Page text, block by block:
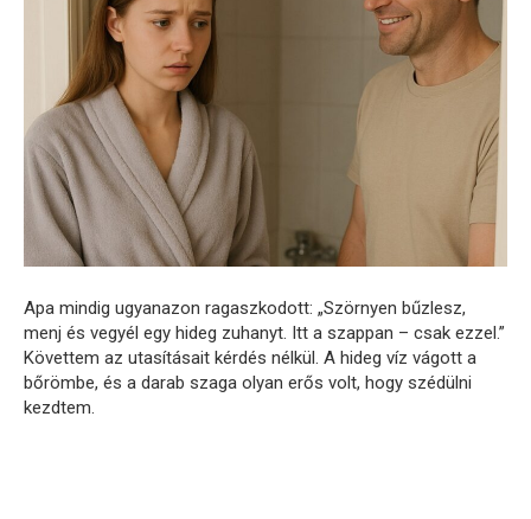
Apa mindig ugyanazon ragaszkodott: „Szörnyen bűzlesz,
menj és vegyél egy hideg zuhanyt. Itt a szappan – csak ezzel.”
Követtem az utasításait kérdés nélkül. A hideg víz vágott a
bőrömbe, és a darab szaga olyan erős volt, hogy szédülni
kezdtem.